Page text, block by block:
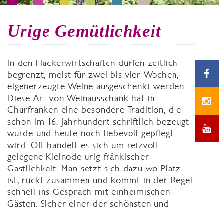
Urige Gemütlichkeit
In den Häckerwirtschaften dürfen zeitlich
begrenzt, meist für zwei bis vier Wochen,
eigenerzeugte Weine ausgeschenkt werden.
Diese Art von Weinausschank hat in
Churfranken eine besondere Tradition, die
schon im 16. Jahrhundert schriftlich bezeugt
wurde und heute noch liebevoll gepflegt
wird. Oft handelt es sich um reizvoll
gelegene Kleinode urig-fränkischer
Gastlichkeit. Man setzt sich dazu wo Platz
ist, rückt zusammen und kommt in der Regel
schnell ins Gespräch mit einheimischen
Gästen. Sicher einer der schönsten und